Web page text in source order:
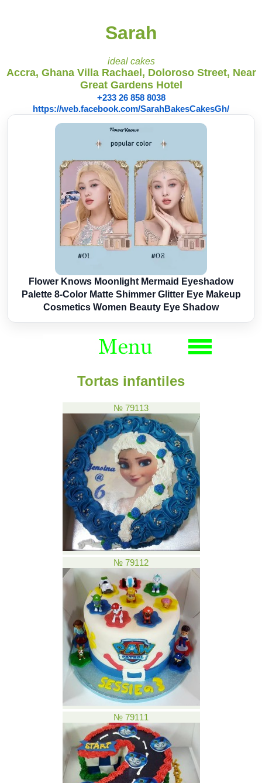
Sarah
ideal cakes
Accra, Ghana Villa Rachael, Doloroso Street, Near
Great Gardens Hotel
+233 26 858 8038
https://web.facebook.com/SarahBakesCakesGh/
Flower Knows Moonlight Mermaid Eyeshadow
Palette 8-Color Matte Shimmer Glitter Eye Makeup
Cosmetics Women Beauty Eye Shadow
Tortas infantiles
№ 79113
№ 79112
№ 79111